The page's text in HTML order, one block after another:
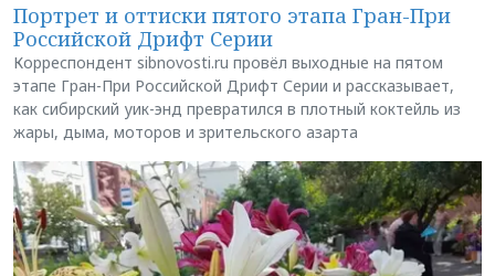
Портрет и оттиски пятого этапа Гран-При
Российской Дрифт Серии
Корреспондент sibnovosti.ru провёл выходные на пятом
этапе Гран-При Российской Дрифт Серии и рассказывает,
как сибирский уик-энд превратился в плотный коктейль из
жары, дыма, моторов и зрительского азарта